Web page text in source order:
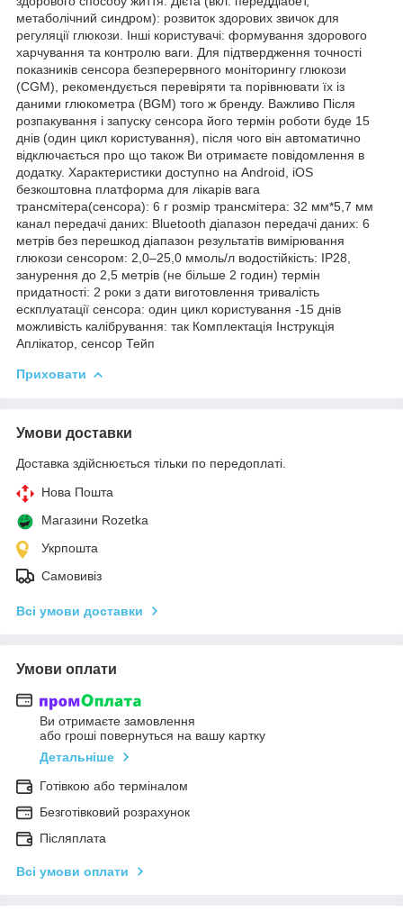
метаболічний синдром): розвиток здорових звичок для
регуляції глюкози. Інші користувачі: формування здорового
харчування та контролю ваги. Для підтвердження точності
показників сенсора безперервного моніторингу глюкози
(CGM), рекомендується перевіряти та порівнювати їх із
даними глюкометра (BGM) того ж бренду. Важливо Після
розпакування і запуску сенсора його термін роботи буде 15
днів (один цикл користування), після чого він автоматично
відключається про що також Ви отримаєте повідомлення в
додатку. Характеристики доступно на Android, iOS
безкоштовна платформа для лікарів вага
трансмітера(сенсора): 6 г розмір трансмітера: 32 мм*5,7 мм
канал передачі даних: Bluetooth діапазон передачі даних: 6
метрів без перешкод діапазон результатів вимірювання
глюкози сенсором: 2,0–25,0 ммоль/л водостійкість: IP28,
занурення до 2,5 метрів (не більше 2 годин) термін
придатності: 2 роки з дати виготовлення тривалість
ескплуатації сенсора: один цикл користування -15 днів
можливість калібрування: так Комплектація Інструкція
Аплікатор, сенсор Тейп
Приховати
Умови доставки
Доставка здійснюється тільки по передоплаті.
Нова Пошта
Магазини Rozetka
Укрпошта
Самовивіз
Всі умови доставки
Умови оплати
Ви отримаєте замовлення
або гроші повернуться на вашу картку
Детальніше
Готівкою або терміналом
Безготівковий розрахунок
Післяплата
Всі умови оплати